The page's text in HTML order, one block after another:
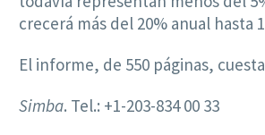
crecerá más del 20% anual hasta
El informe, de 550 páginas, cuesta
Simba. Tel.: +1-203-834 00 33